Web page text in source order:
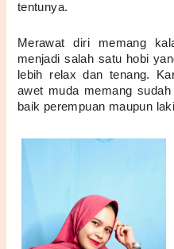
tentunya.
Merawat diri memang
menjadi salah satu hobi
lebih relax dan tenang.
awet muda memang
baik perempuan maupun